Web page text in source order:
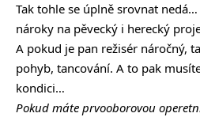
Tak tohle se úplně srovnat
nároky na pěvecký i herecký
A pokud je pan režisér náročný,
pohyb, tancování. A to pak
kondici…
Pokud máte prvooborovou